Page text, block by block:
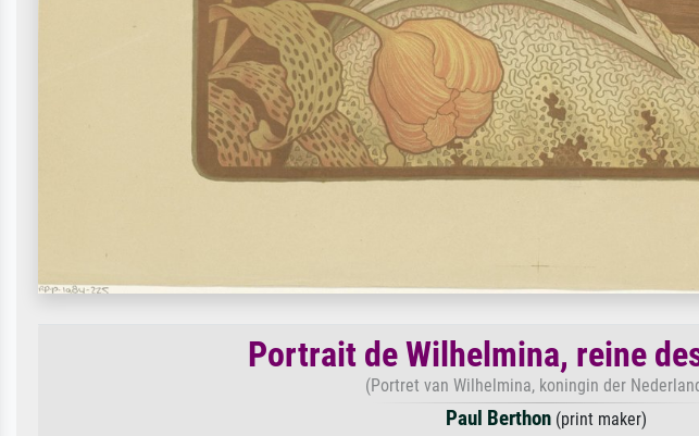
Portrait de Wilhelmina, reine
(Portret van Wilhelmina, koningin der
Paul Berthon(print maker)